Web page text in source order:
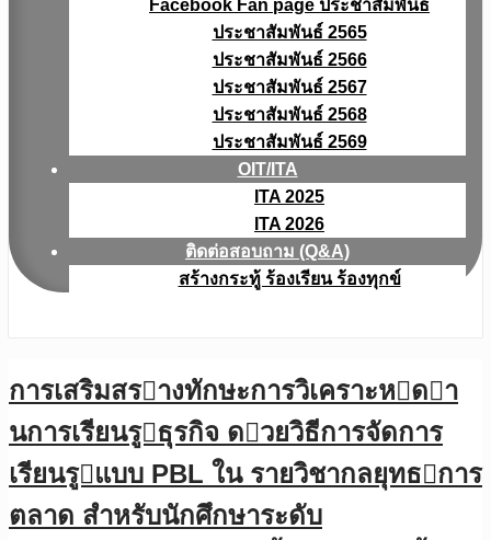
Facebook Fan page ประชาสัมพันธ์
ประชาสัมพันธ์ 2565
ประชาสัมพันธ์ 2566
ประชาสัมพันธ์ 2567
ประชาสัมพันธ์ 2568
ประชาสัมพันธ์ 2569
OIT/ITA
ITA 2025
ITA 2026
ติดต่อสอบถาม (Q&A)
สร้างกระทู้ ร้องเรียน ร้องทุกข์
การเสริมสรางทักษะการวิเคราะหดา
นการเรียนรูธุรกิจ ดวยวิธีการจัดการ
เรียนรูแบบ PBL ใน รายวิชากลยุทธการ
ตลาด สําหรับนักศึกษาระดับ